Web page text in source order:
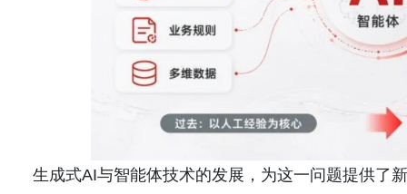
生成式AI与智能体技术的发展，为这一问题提供了